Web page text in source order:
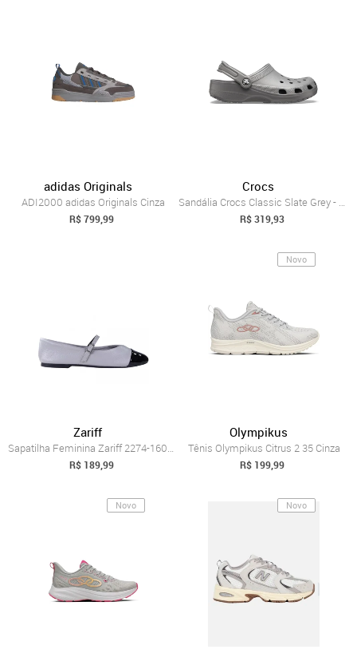
adidas Originals
ADI2000 adidas Originals Cinza
R$ 799,99
Crocs
Sandália Crocs Classic Slate Grey - 40 Cinza
R$ 319,93
Zariff
Sapatilha Feminina Zariff 2274-1605 Zariff Cinza
R$ 189,99
Novo
Olympikus
Tênis Olympikus Citrus 2 35 Cinza
R$ 199,99
Novo Novo